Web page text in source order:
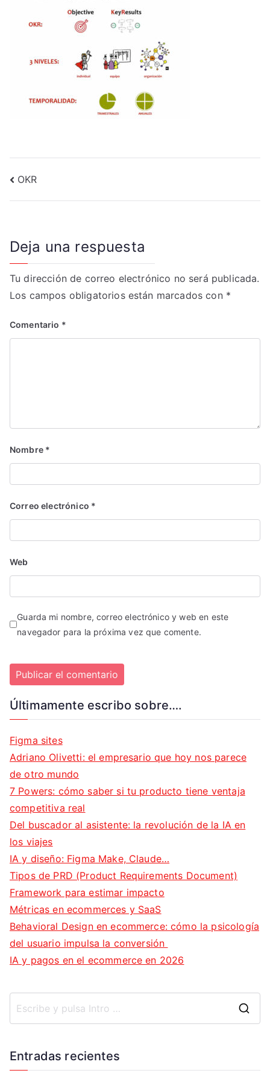
Navegación
de
OKR
Deja una respuesta
Tu dirección de correo electrónico no será publicada.
Los campos obligatorios están marcados con *
Comentario *
Nombre *
Correo electrónico *
Web
Guarda mi nombre, correo electrónico y web en este
navegador para la próxima vez que comente.
Últimamente escribo sobre….
Figma sites
Adriano Olivetti: el empresario que hoy nos parece
de otro mundo
7 Powers: cómo saber si tu producto tiene ventaja
competitiva real
Del buscador al asistente: la revolución de la IA en
los viajes
IA y diseño: Figma Make, Claude…
Tipos de PRD (Product Requirements Document)
Framework para estimar impacto
Métricas en ecommerces y SaaS
Behavioral Design en ecommerce: cómo la psicología
del usuario impulsa la conversión
IA y pagos en el ecommerce en 2026
Entradas recientes